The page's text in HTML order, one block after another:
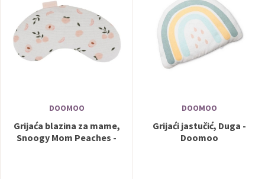
DOOMOO
Grijaća blazina za mame,
Snoogy Mom Peaches -
DOOMOO
Grijaći jastučić, Duga -
Doomoo